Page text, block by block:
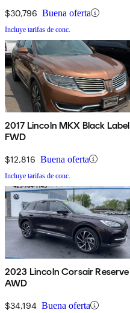
$30,796 Buena oferta
Incluye tarifas de conc.
2017 Lincoln MKX Black Label
FWD
$12,816 Buena oferta
Incluye tarifas de conc.
2023 Lincoln Corsair Reserve
AWD
$34,194 Buena oferta